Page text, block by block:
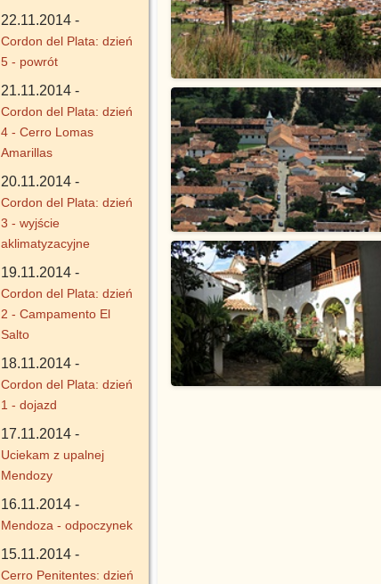
22.11.2014 -
Cordon del Plata: dzień
5 - powrót
21.11.2014 -
Cordon del Plata: dzień
4 - Cerro Lomas
Amarillas
20.11.2014 -
Cordon del Plata: dzień
3 - wyjście
aklimatyzacyjne
19.11.2014 -
Cordon del Plata: dzień
2 - Campamento El
Salto
18.11.2014 -
Cordon del Plata: dzień
1 - dojazd
17.11.2014 -
Uciekam z upalnej
Mendozy
16.11.2014 -
Mendoza - odpoczynek
15.11.2014 -
Cerro Penitentes: dzień